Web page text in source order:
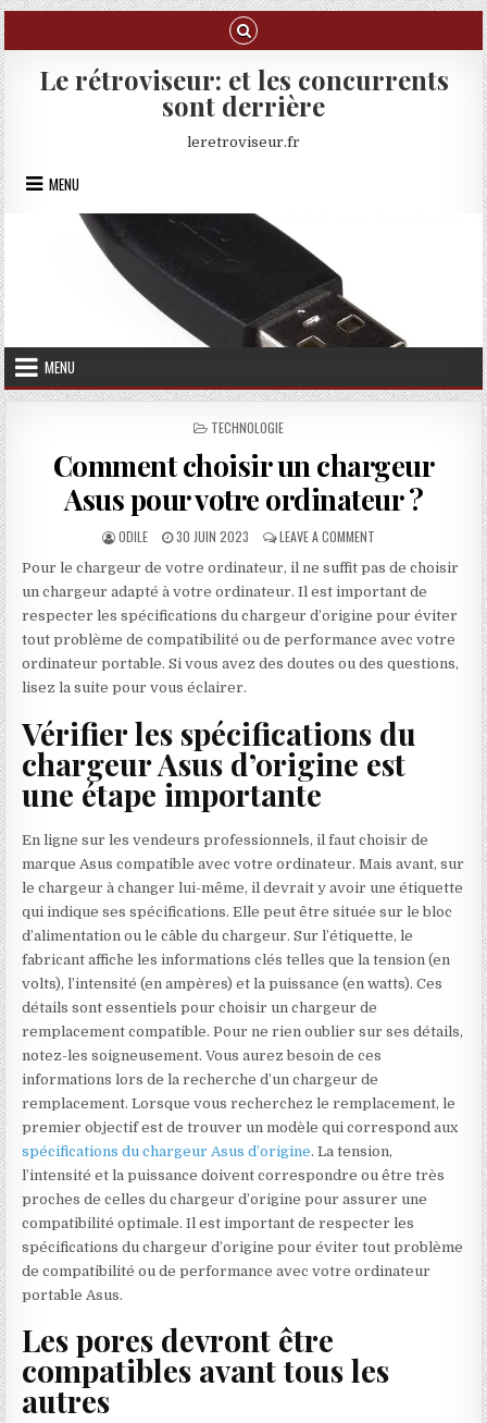
Skip to content
Le rétroviseur: et les concurrents
sont derrière
leretroviseur.fr
MENU
MENU
POSTED IN
TECHNOLOGIE
Comment choisir un chargeur
Asus pour votre ordinateur ?
AUTHOR:
ODILE PUBLISHED DATE:
30 JUIN 2023 LEAVE A COMMENTON COMMENT
Pour le chargeur de votre ordinateur, il ne suffit pas de choisir
un chargeur adapté à votre ordinateur. Il est important de
respecter les spécifications du chargeur d’origine pour éviter
tout problème de compatibilité ou de performance avec votre
ordinateur portable. Si vous avez des doutes ou des questions,
lisez la suite pour vous éclairer.
Vérifier les spécifications du
chargeur Asus d’origine est
une étape importante
En ligne sur les vendeurs professionnels, il faut choisir de
marque Asus compatible avec votre ordinateur. Mais avant, sur
le chargeur à changer lui-même, il devrait y avoir une étiquette
qui indique ses spécifications. Elle peut être située sur le bloc
d’alimentation ou le câble du chargeur. Sur l’étiquette, le
fabricant affiche les informations clés telles que la tension (en
volts), l’intensité (en ampères) et la puissance (en watts). Ces
détails sont essentiels pour choisir un chargeur de
remplacement compatible. Pour ne rien oublier sur ses détails,
notez-les soigneusement. Vous aurez besoin de ces
informations lors de la recherche d’un chargeur de
remplacement. Lorsque vous recherchez le remplacement, le
premier objectif est de trouver un modèle qui correspond aux
spécifications du chargeur Asus d’origine. La tension,
l’intensité et la puissance doivent correspondre ou être très
proches de celles du chargeur d’origine pour assurer une
compatibilité optimale. Il est important de respecter les
spécifications du chargeur d’origine pour éviter tout problème
de compatibilité ou de performance avec votre ordinateur
portable Asus.
Les pores devront être
compatibles avant tous les
autres